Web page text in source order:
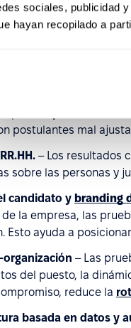
sociales, publicidad
hayan recopilado a
en los procesos de
de juicios subjetivos y
ofrecen criterios
del
postulantes mal
– Los resultados
sobre las personas y
candidato y branding
la empresa, las
Esto ayuda a
– Las
del puesto, la
reduce la
basada en datos y